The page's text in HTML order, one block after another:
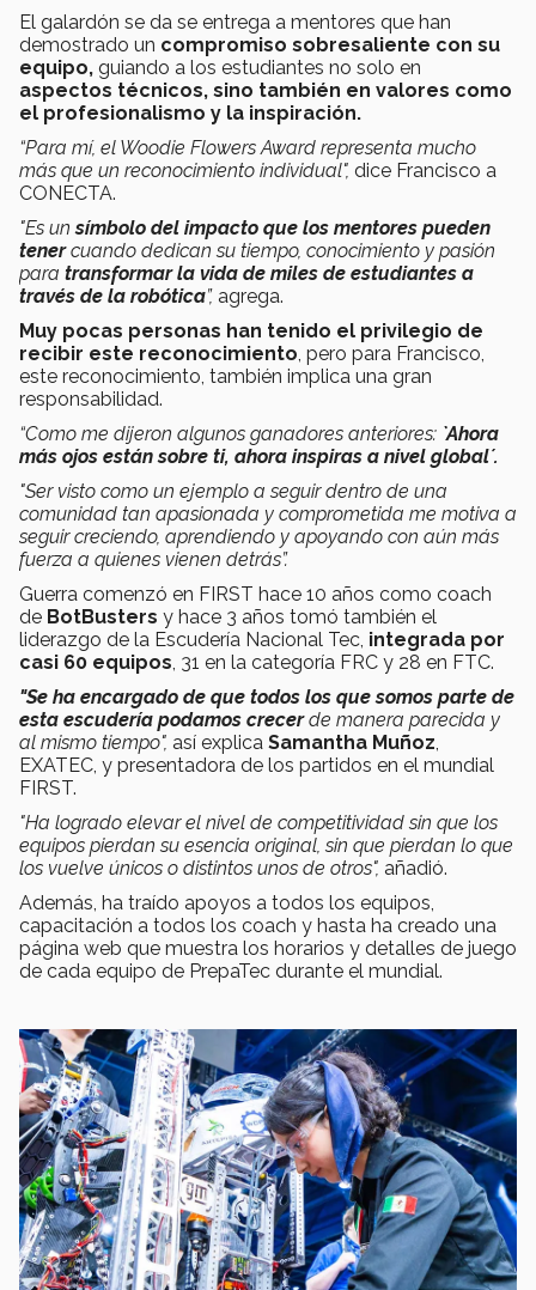
El galardón se da se entrega a mentores que han
demostrado un compromiso sobresaliente con su
equipo, guiando a los estudiantes no solo en
aspectos técnicos, sino también en valores como
el profesionalismo y la inspiración.
“Para mí, el Woodie Flowers Award representa mucho
más que un reconocimiento individual", dice Francisco a
CONECTA.
"Es un símbolo del impacto que los mentores pueden
tenercuando dedican su tiempo, conocimiento y pasión
para transformar la vida de miles de estudiantes a
través de la robótica”, agrega.
Muy pocas personas han tenido el privilegio de
recibir este reconocimiento , pero para Francisco,
este reconocimiento, también implica una gran
responsabilidad.
“Como me dijeron algunos ganadores anteriores: `Ahora
más ojos están sobre ti, ahora inspiras a nivel global´.
"Ser visto como un ejemplo a seguir dentro de una
comunidad tan apasionada y comprometida me motiva a
seguir creciendo, aprendiendo y apoyando con aún más
fuerza a quienes vienen detrás”.
Guerra comenzó en FIRST hace 10 años como coach
de BotBusters y hace 3 años tomó también el
liderazgo de la Escudería Nacional Tec, integrada por
casi 60 equipos , 31 en la categoría FRC y 28 en FTC.
"Se ha encargado de que todos los que somos parte de
esta escudería podamos crecerde manera parecida y
al mismo tiempo", así explica Samantha Muñoz
EXATEC, y presentadora de los partidos en el mundial
FIRST.
"Ha logrado elevar el nivel de competitividad sin que los
equipos pierdan su esencia original, sin que pierdan lo que
los vuelve únicos o distintos unos de otros", añadió.
Además, ha traído apoyos a todos los equipos,
capacitación a todos los coach y hasta ha creado una
página web que muestra los horarios y detalles de juego
de cada equipo de PrepaTec durante el mundial.